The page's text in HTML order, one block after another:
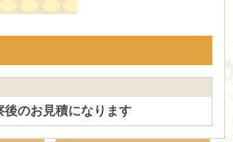
後のお見積になります